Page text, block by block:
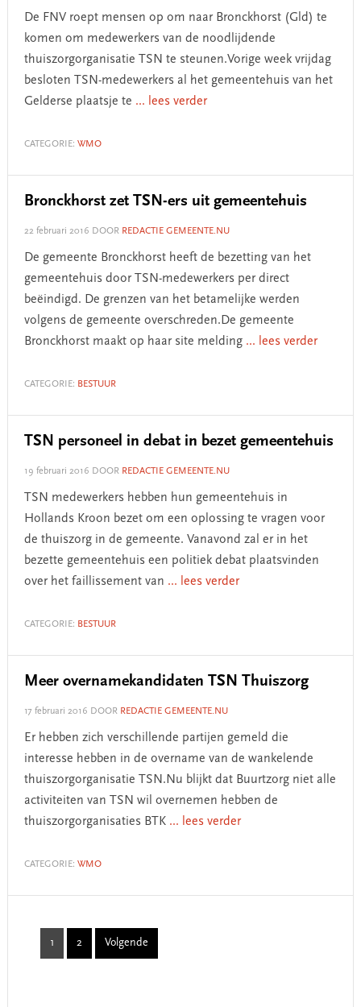
De FNV roept mensen op om naar Bronckhorst (Gld) te
komen om medewerkers van de noodlijdende
thuiszorgorganisatie TSN te steunen.Vorige week vrijdag
besloten TSN-medewerkers al het gemeentehuis van het
Gelderse plaatsje te ... lees verder
CATEGORIE: WMO
Bronckhorst zet TSN-ers uit gemeentehuis
22 februari 2016 DOOR REDACTIE GEMEENTE.NU
De gemeente Bronckhorst heeft de bezetting van het
gemeentehuis door TSN-medewerkers per direct
beëindigd. De grenzen van het betamelijke werden
volgens de gemeente overschreden.De gemeente
Bronckhorst maakt op haar site melding ... lees verder
CATEGORIE: BESTUUR
TSN personeel in debat in bezet gemeentehuis
19 februari 2016 DOOR REDACTIE GEMEENTE.NU
TSN medewerkers hebben hun gemeentehuis in
Hollands Kroon bezet om een oplossing te vragen voor
de thuiszorg in de gemeente. Vanavond zal er in het
bezette gemeentehuis een politiek debat plaatsvinden
over het faillissement van ... lees verder
CATEGORIE: BESTUUR
Meer overnamekandidaten TSN Thuiszorg
17 februari 2016 DOOR REDACTIE GEMEENTE.NU
Er hebben zich verschillende partijen gemeld die
interesse hebben in de overname van de wankelende
thuiszorgorganisatie TSN.Nu blijkt dat Buurtzorg niet alle
activiteiten van TSN wil overnemen hebben de
thuiszorgorganisaties BTK ... lees verder
CATEGORIE: WMO
Page
1 Page
2 Volgende